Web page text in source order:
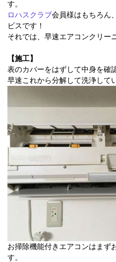
す。
ロハスクラブ会員様はもちろん
ビスです！
それでは、早速エアコンクリー
【施工】
表のカバーをはずして中身を確
早速これから分解して洗浄して
お掃除機能付きエアコンはまず
す。